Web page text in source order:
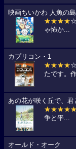
映画ちいかわ 人魚の
★★★★☆
ゃ怖か...
カプリコン・1
★★★★☆
たです。
あの花が咲く丘で、君
★★★★★
争と平...
オールド・オーク